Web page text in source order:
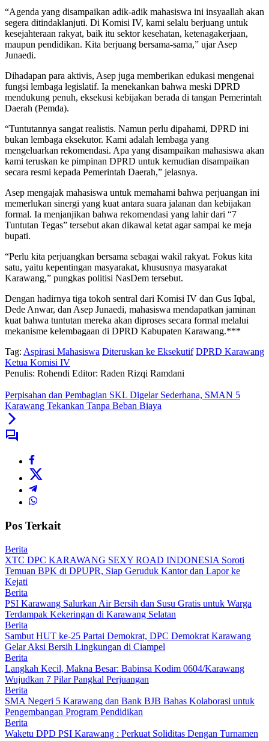
“Agenda yang disampaikan adik-adik mahasiswa ini insyaallah akan
segera ditindaklanjuti. Di Komisi IV, kami selalu berjuang untuk
kesejahteraan rakyat, baik itu sektor kesehatan, ketenagakerjaan,
maupun pendidikan. Kita berjuang bersama-sama,” ujar Asep
Junaedi.
Dihadapan para aktivis, Asep juga memberikan edukasi mengenai
fungsi lembaga legislatif. Ia menekankan bahwa meski DPRD
mendukung penuh, eksekusi kebijakan berada di tangan Pemerintah
Daerah (Pemda).
“Tuntutannya sangat realistis. Namun perlu dipahami, DPRD ini
bukan lembaga eksekutor. Kami adalah lembaga yang
mengeluarkan rekomendasi. Apa yang disampaikan mahasiswa akan
kami teruskan ke pimpinan DPRD untuk kemudian disampaikan
secara resmi kepada Pemerintah Daerah,” jelasnya.
Asep mengajak mahasiswa untuk memahami bahwa perjuangan ini
memerlukan sinergi yang kuat antara suara jalanan dan kebijakan
formal. Ia menjanjikan bahwa rekomendasi yang lahir dari “7
Tuntutan Tegas” tersebut akan dikawal ketat agar sampai ke meja
bupati.
“Perlu kita perjuangkan bersama sebagai wakil rakyat. Fokus kita
satu, yaitu kepentingan masyarakat, khususnya masyarakat
Karawang,” pungkas politisi NasDem tersebut.
Dengan hadirnya tiga tokoh sentral dari Komisi IV dan Gus Iqbal,
Dede Anwar, dan Asep Junaedi, mahasiswa mendapatkan jaminan
kuat bahwa tuntutan mereka akan diproses secara formal melalui
mekanisme kelembagaan di DPRD Kabupaten Karawang.***
Tag: Aspirasi Mahasiswa Diteruskan ke Eksekutif DPRD Karawang
Ketua Komisi IV
Penulis: Rohendi Editor: Raden Rizqi Ramdani
Perpisahan dan Pembagian SKL Digelar Sederhana, SMAN 5
Karawang Tekankan Tanpa Beban Biaya
Pos Terkait
Berita
XTC DPC KARAWANG SEXY ROAD INDONESIA Soroti
Temuan BPK di DPUPR, Siap Geruduk Kantor dan Lapor ke
Kejati
Berita
PSI Karawang Salurkan Air Bersih dan Susu Gratis untuk Warga
Terdampak Kekeringan di Karawang Selatan
Berita
Sambut HUT ke-25 Partai Demokrat, DPC Demokrat Karawang
Gelar Aksi Bersih Lingkungan di Ciampel
Berita
Langkah Kecil, Makna Besar: Babinsa Kodim 0604/Karawang
Wujudkan 7 Pilar Pangkal Perjuangan
Berita
SMA Negeri 5 Karawang dan Bank BJB Bahas Kolaborasi untuk
Pengembangan Program Pendidikan
Berita
Waketu DPD PSI Karawang : Perkuat Soliditas Dengan Turnamen